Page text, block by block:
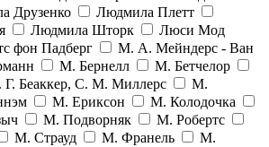
Друзенко
Людмила Плетт
Людмила Шторк
Люси Мод
фон Падберг
М. А. Мейндерс - Ван
М. Бернелл
М. Бетчелор
Беаккер, С. М. Миллерс
М.
М. Ериксон
М. Колодочка
М. Подворняк
М. Робертс
М. Страуд М. Франель
М.